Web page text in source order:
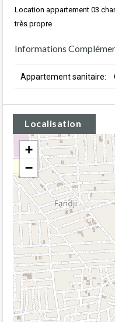
Location appartement 03
très propre
Informations
Appartement sanitaire:
Localisation
+
−